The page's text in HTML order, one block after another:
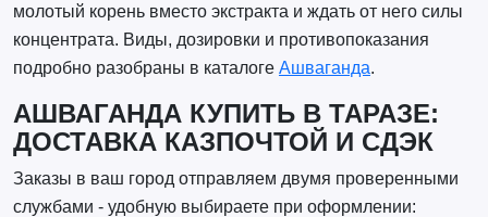
молотый корень вместо экстракта и ждать от него силы
концентрата. Виды, дозировки и противопоказания
подробно разобраны в каталоге Ашваганда.
АШВАГАНДА КУПИТЬ В ТАРАЗЕ:
ДОСТАВКА КАЗПОЧТОЙ И СДЭК
Заказы в ваш город отправляем двумя проверенными
службами - удобную выбираете при оформлении: